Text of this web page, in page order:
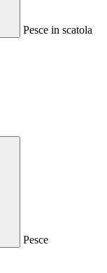
Pesce in scatola
Pesce